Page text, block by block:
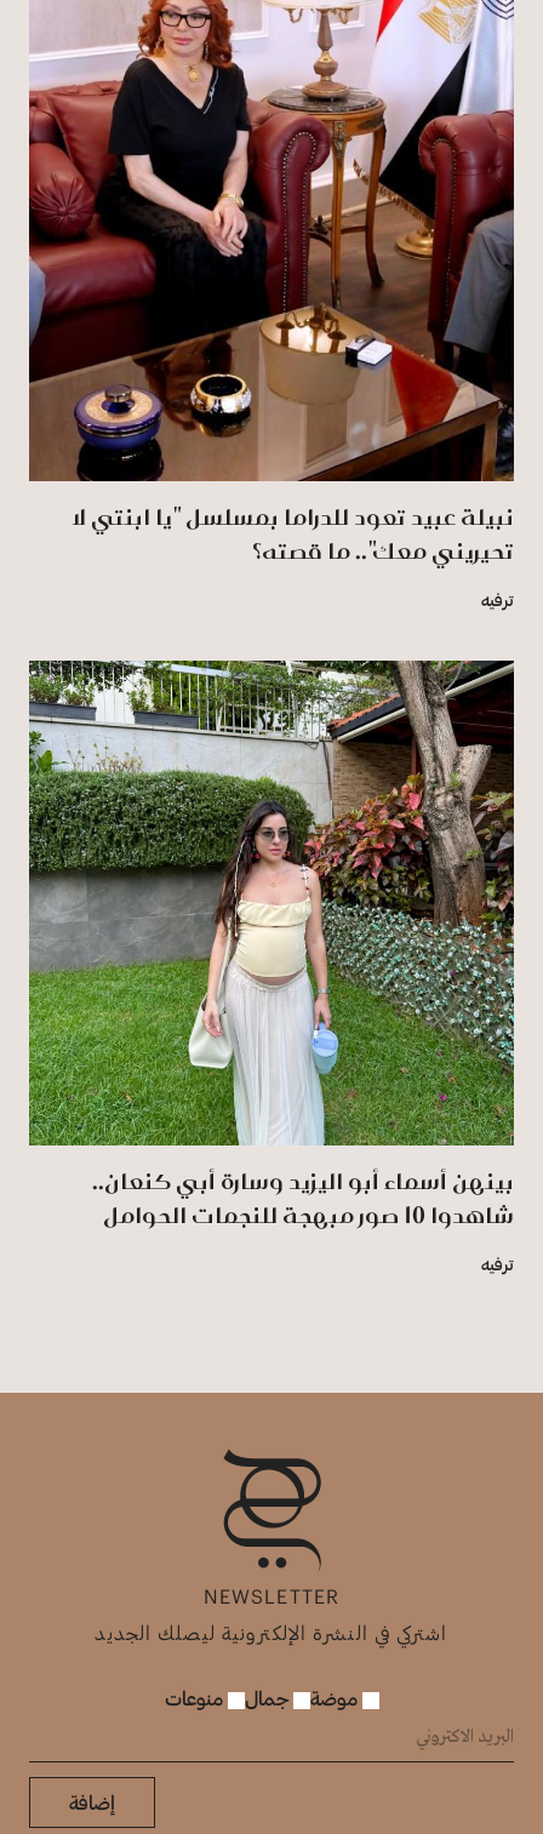
نبيلة عبيد تعود للدراما بمسلسل "يا ابنتي لا
تحيريني معك".. ما قصته؟
ترفيه
بينهن أسماء أبو اليزيد وسارة أبي كنعان..
شاهدوا 10 صور مبهجة للنجمات الحوامل
ترفيه
NEWSLETTER
اشتركي في النشرة الإلكترونية ليصلك الجديد
موضة جمال منوعات
إضافة